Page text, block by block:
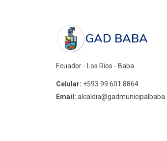
GAD BABA
Ecuador - Los Rios - Baba
Celular: +593 99 601 8864
Email: